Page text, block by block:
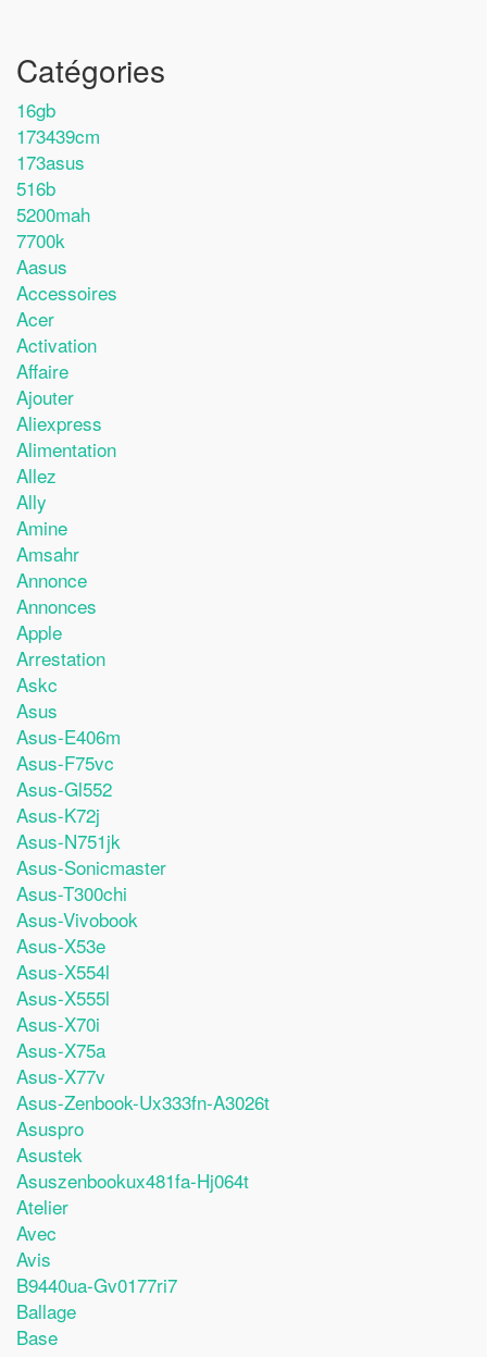
Catégories
16gb
173439cm
173asus
516b
5200mah
7700k
Aasus
Accessoires
Acer
Activation
Affaire
Ajouter
Aliexpress
Alimentation
Allez
Ally
Amine
Amsahr
Annonce
Annonces
Apple
Arrestation
Askc
Asus
Asus-E406m
Asus-F75vc
Asus-Gl552
Asus-K72j
Asus-N751jk
Asus-Sonicmaster
Asus-T300chi
Asus-Vivobook
Asus-X53e
Asus-X554l
Asus-X555l
Asus-X70i
Asus-X75a
Asus-X77v
Asus-Zenbook-Ux333fn-A3026t
Asuspro
Asustek
Asuszenbookux481fa-Hj064t
Atelier
Avec
Avis
B9440ua-Gv0177ri7
Ballage
Base